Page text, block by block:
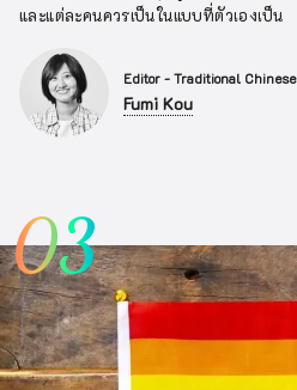
และแต่ละคนควรเป็นในแบบที่ตัวเองเป็น
Editor - Traditional Chinese
Fumi Kou
03